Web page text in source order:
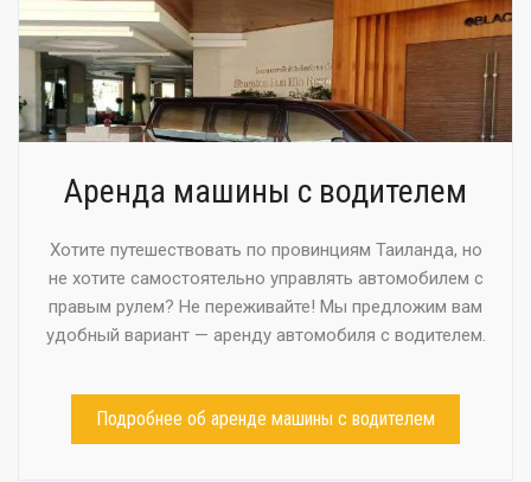
Аренда машины с водителем
Хотите путешествовать по провинциям Таиланда, но
не хотите самостоятельно управлять автомобилем с
правым рулем? Не переживайте! Мы предложим вам
удобный вариант — аренду автомобиля с водителем.
Подробнее об аренде машины с водителем